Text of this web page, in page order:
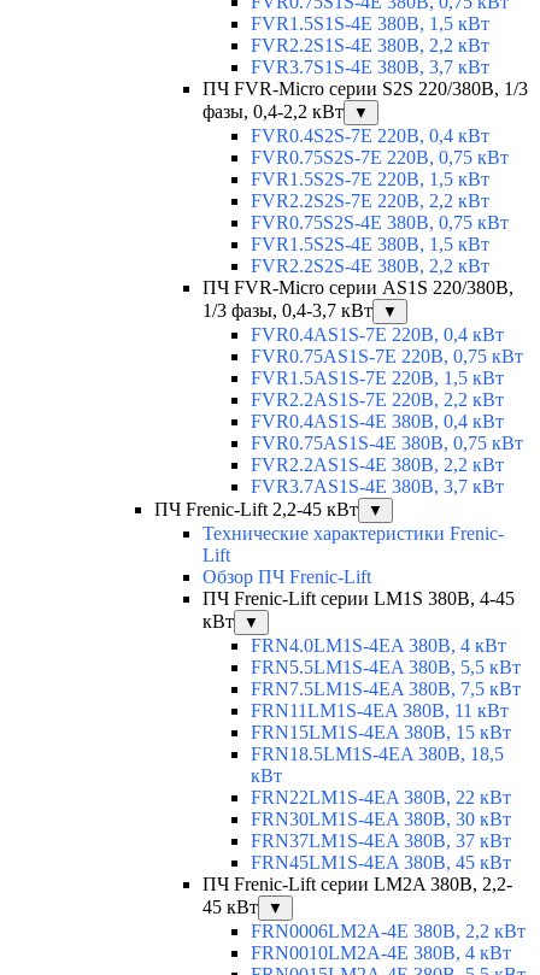
FVR1.5S1S-4E 380В, 1,5 кВт
FVR2.2S1S-4E 380В, 2,2 кВт
FVR3.7S1S-4E 380В, 3,7 кВт
ПЧ FVR-Micro серии S2S 220/380В, 1/3
фазы, 0,4-2,2 кВт
▼
FVR0.4S2S-7E 220В, 0,4 кВт
FVR0.75S2S-7E 220В, 0,75 кВт
FVR1.5S2S-7E 220В, 1,5 кВт
FVR2.2S2S-7E 220В, 2,2 кВт
FVR0.75S2S-4E 380В, 0,75 кВт
FVR1.5S2S-4E 380В, 1,5 кВт
FVR2.2S2S-4E 380В, 2,2 кВт
ПЧ FVR-Micro серии AS1S 220/380В,
1/3 фазы, 0,4-3,7 кВт
▼
FVR0.4AS1S-7E 220В, 0,4 кВт
FVR0.75AS1S-7E 220В, 0,75 кВт
FVR1.5AS1S-7E 220В, 1,5 кВт
FVR2.2AS1S-7E 220В, 2,2 кВт
FVR0.4AS1S-4E 380В, 0,4 кВт
FVR0.75AS1S-4E 380В, 0,75 кВт
FVR2.2AS1S-4E 380В, 2,2 кВт
FVR3.7AS1S-4E 380В, 3,7 кВт
ПЧ Frenic-Lift 2,2-45 кВт
▼
Технические характеристики Frenic-
Lift
Обзор ПЧ Frenic-Lift
ПЧ Frenic-Lift серии LM1S 380В, 4-45
кВт
▼
FRN4.0LM1S-4EA 380В, 4 кВт
FRN5.5LM1S-4EA 380В, 5,5 кВт
FRN7.5LM1S-4EA 380В, 7,5 кВт
FRN11LM1S-4EA 380В, 11 кВт
FRN15LM1S-4EA 380В, 15 кВт
FRN18.5LM1S-4EA 380В, 18,5
кВт
FRN22LM1S-4EA 380В, 22 кВт
FRN30LM1S-4EA 380В, 30 кВт
FRN37LM1S-4EA 380В, 37 кВт
FRN45LM1S-4EA 380В, 45 кВт
ПЧ Frenic-Lift серии LM2A 380В, 2,2-
45 кВт
▼
FRN0006LM2A-4E 380В, 2,2 кВт
FRN0010LM2A-4E 380В, 4 кВт